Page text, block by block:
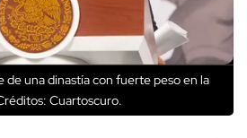
una dinastía con fuerte peso en la
Cuartoscuro.